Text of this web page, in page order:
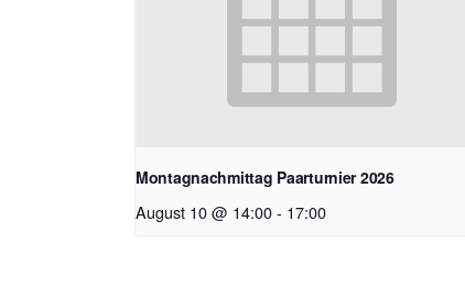
Montagnachmittag Paarturnier 2026
August 10 @ 14:00- 17:00